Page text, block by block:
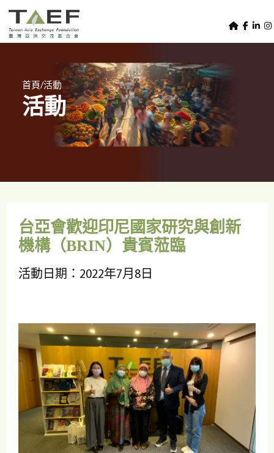
Skip to main content
TAEF
s
e
n
首頁/活動
活動
台亞會歡迎印尼國家研究與創新
機構（BRIN）貴賓蒞臨
活動日期：2022年7月8日